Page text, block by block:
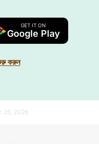
GET IT ON
Google Play
করুন
25, 2026